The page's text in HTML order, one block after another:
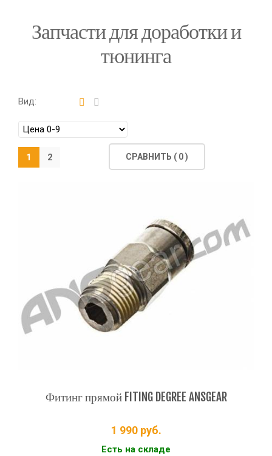
Запчасти для доработки и
тюнинга
Вид:
1 2 СРАВНИТЬ ( 0)
Фитинг прямой FITING DEGREE ANSGEAR
1 990руб.
Есть на складе